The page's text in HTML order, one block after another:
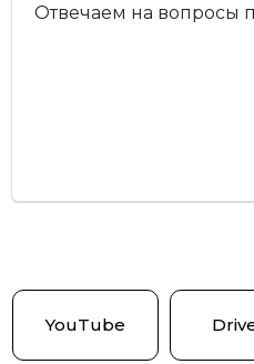
Отвечаем на вопросы
YouTube